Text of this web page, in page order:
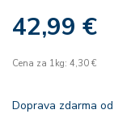
42,99 €
Cena za 1kg: 4,30 €
Doprava zdarma od